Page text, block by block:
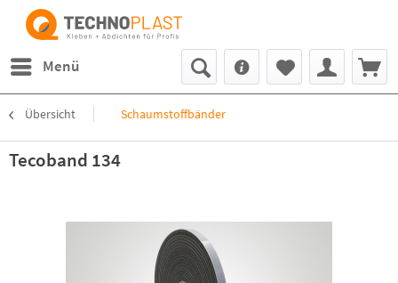
Menü
Übersicht Schaumstoffbänder
Tecoband 134